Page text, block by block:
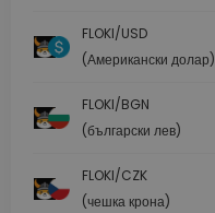
FLOKI/USD
(Американски долар)
FLOKI/BGN
(български лев)
FLOKI/CZK
(чешка крона)